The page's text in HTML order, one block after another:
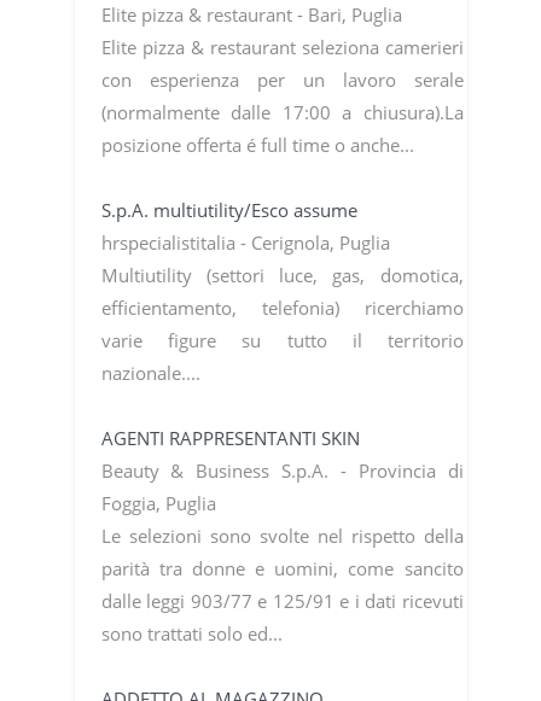
Elite pizza & restaurant - Bari, Puglia
Elite pizza & restaurant seleziona camerieri
con esperienza per un lavoro serale
(normalmente dalle 17:00 a chiusura).La
posizione offerta é full time o anche...
S.p.A. multiutility/Esco assume
hrspecialistitalia - Cerignola, Puglia
Multiutility (settori luce, gas, domotica,
efficientamento, telefonia) ricerchiamo
varie figure su tutto il territorio
nazionale....
AGENTI RAPPRESENTANTI SKIN
Beauty & Business S.p.A. - Provincia di
Foggia, Puglia
Le selezioni sono svolte nel rispetto della
parità tra donne e uomini, come sancito
dalle leggi 903/77 e 125/91 e i dati ricevuti
sono trattati solo ed...